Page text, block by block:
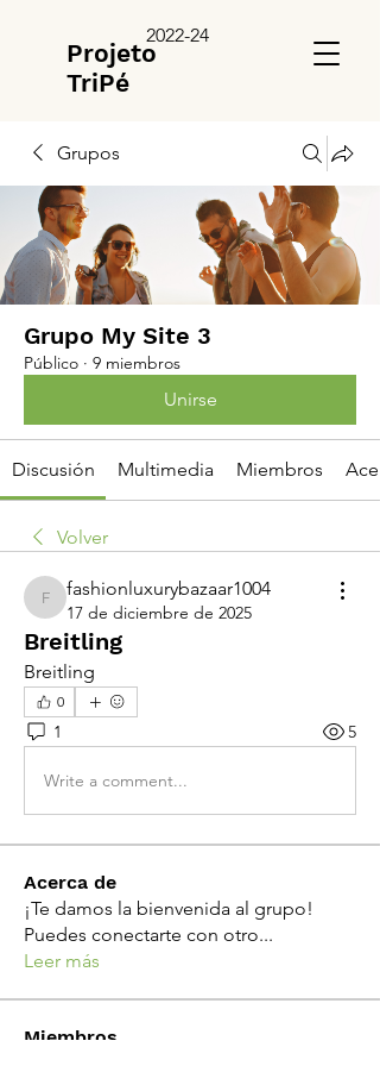
Projeto
TriPé
2022-24
Grupos
Grupo My Site 3
Público · 9 miembros
Unirse
Discusión Multimedia Miembros
Volver
fashionluxurybazaar1004
fashionluxurybazaar1004
17 de diciembre de 2025
Breitling
Breitling
0
1 5
Write a comment...
Acerca de
¡Te damos la bienvenida al grupo!
Puedes conectarte con otro...
Leer más
Miembros